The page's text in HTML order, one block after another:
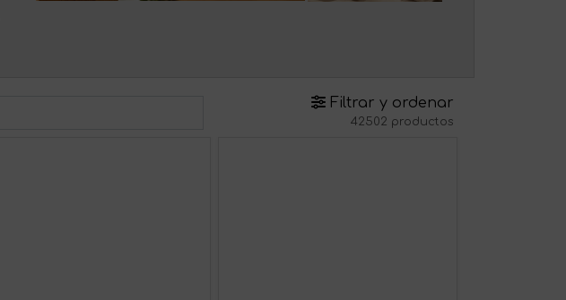
Filtrar y ordenar
42502 productos